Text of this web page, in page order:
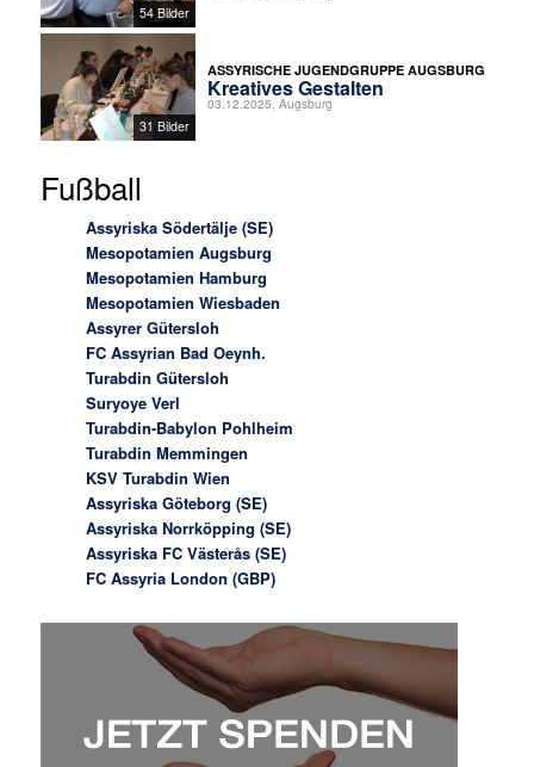
54 Bilder
31 Bilder
ASSYRISCHE JUGENDGRUPPE AUGSBURG
Kreatives Gestalten
03.12.2025, Augsburg
Fußball
Assyriska Södertälje (SE)
Mesopotamien Augsburg
Mesopotamien Hamburg
Mesopotamien Wiesbaden
Assyrer Gütersloh
FC Assyrian Bad Oeynh.
Turabdin Gütersloh
Suryoye Verl
Turabdin-Babylon Pohlheim
Turabdin Memmingen
KSV Turabdin Wien
Assyriska Göteborg (SE)
Assyriska Norrköpping (SE)
Assyriska FC Västerås (SE)
FC Assyria London (GBP)